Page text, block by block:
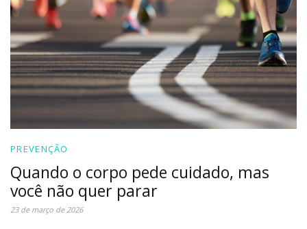
PREVENÇÃO
Quando o corpo pede cuidado, mas
você não quer parar
23 de março de 2026